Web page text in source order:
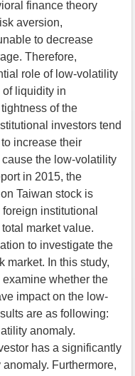
finance theory
aversion,
to decrease
Therefore,
role of low-volatility
of liquidity in
of the
investors tend
increase their
the low-volatility
in 2015, the
Taiwan stock is
institutional
market value.
to investigate the
market. In this study,
whether the
impact on the low-
are as following:
anomaly.
has a significantly
Furthermore,